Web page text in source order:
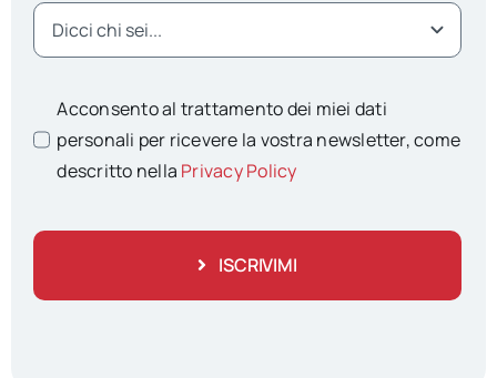
Acconsento al trattamento dei miei dati
personali per ricevere la vostra newsletter, come
descritto nella Privacy Policy
ISCRIVIMI